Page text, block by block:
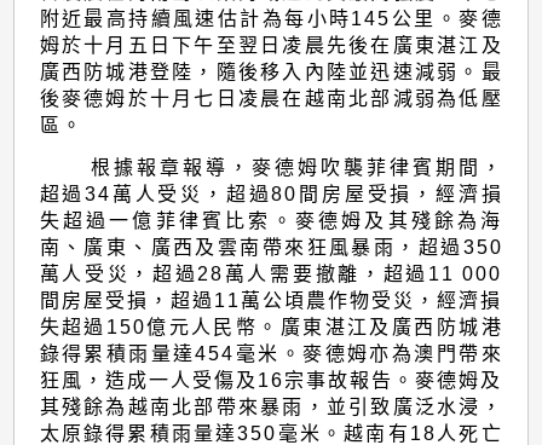
帶
氣
旋
概
述
附近最高持續風速估計為每小時145公里。麥德
姆於十月五日下午至翌日凌晨先後在廣東湛江及
廣西防城港登陸，隨後移入內陸並迅速減弱。最
後麥德姆於十月七日凌晨在越南北部減弱為低壓
區。
根據報章報導，麥德姆吹襲菲律賓期間，
超過34萬人受災，超過80間房屋受損，經濟損
失超過一億菲律賓比索。麥德姆及其殘餘為海
南、廣東、廣西及雲南帶來狂風暴雨，超過350
萬人受災，超過28萬人需要撤離，超過11 000
間房屋受損，超過11萬公頃農作物受災，經濟損
失超過150億元人民幣。廣東湛江及廣西防城港
錄得累積雨量達454毫米。麥德姆亦為澳門帶來
狂風，造成一人受傷及16宗事故報告。麥德姆及
其殘餘為越南北部帶來暴雨，並引致廣泛水浸，
太原錄得累積雨量達350毫米。越南有18人死亡